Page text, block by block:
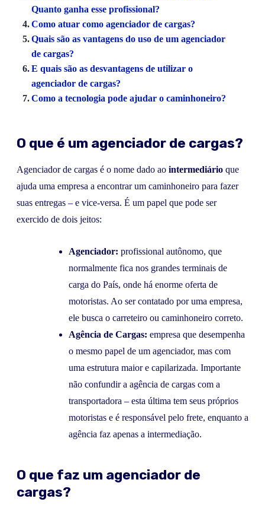
Quanto ganha esse profissional?
Como atuar como agenciador de cargas?
Quais são as vantagens do uso de um agenciador
de cargas?
E quais são as desvantagens de utilizar o
agenciador de cargas?
Como a tecnologia pode ajudar o caminhoneiro?
O que é um agenciador de cargas?
Agenciador de cargas é o nome dado ao intermediário que
ajuda uma empresa a encontrar um caminhoneiro para fazer
suas entregas – e vice-versa. É um papel que pode ser
exercido de dois jeitos:
Agenciador: profissional autônomo, que
normalmente fica nos grandes terminais de
carga do País, onde há enorme oferta de
motoristas. Ao ser contatado por uma empresa,
ele busca o carreteiro ou caminhoneiro correto.
Agência de Cargas: empresa que desempenha
o mesmo papel de um agenciador, mas com
uma estrutura maior e capilarizada. Importante
não confundir a agência de cargas com a
transportadora – esta última tem seus próprios
motoristas e é responsável pelo frete, enquanto a
agência faz apenas a intermediação.
O que faz um agenciador de
cargas?